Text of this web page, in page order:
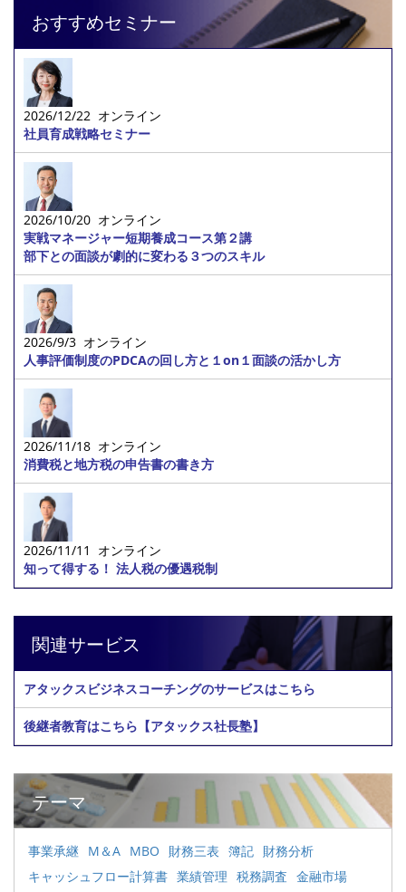
おすすめセミナー
2026/12/22 オンライン
社員育成戦略セミナー
2026/10/20 オンライン
実戦マネージャー短期養成コース第２講
部下との面談が劇的に変わる３つのスキル
2026/9/3 オンライン
人事評価制度のPDCAの回し方と１on１面談の活かし方
2026/11/18 オンライン
消費税と地方税の申告書の書き方
2026/11/11 オンライン
知って得する！ 法人税の優遇税制
関連サービス
アタックスビジネスコーチングのサービスはこちら
後継者教育はこちら【アタックス社長塾】
テーマ
事業承継 M＆A MBO 財務三表 簿記 財務分析
キャッシュフロー計算書 業績管理 税務調査 金融市場